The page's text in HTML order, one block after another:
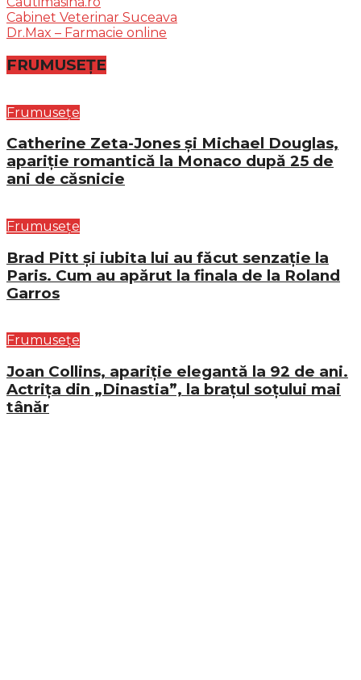
Cabinet Veterinar Suceava
Dr.Max – Farmacie online
FRUMUSEȚE
Frumusețe
Catherine Zeta-Jones și Michael Douglas,
apariție romantică la Monaco după 25 de
ani de căsnicie
Frumusețe
Brad Pitt și iubita lui au făcut senzație la
Paris. Cum au apărut la finala de la Roland
Garros
Frumusețe
Joan Collins, apariție elegantă la 92 de ani.
Actrița din „Dinastia”, la brațul soțului mai
tânăr